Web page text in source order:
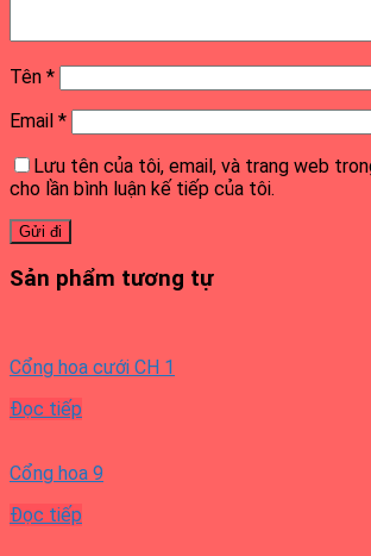
Tên *
Email *
Lưu tên của tôi, email, và trang web
cho lần bình luận kế tiếp của tôi.
Sản phẩm tương tự
Cổng hoa cưới CH 1
Đọc tiếp
Cổng hoa 9
Đọc tiếp